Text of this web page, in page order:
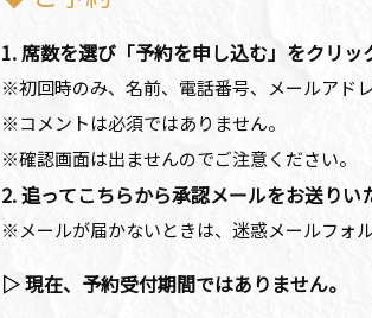
1. 席数を選び「予約を申し込む」をクリッ
※初回時のみ、名前、電話番号、メールアド
※コメントは必須ではありません。
※確認画面は出ませんのでご注意ください。
2. 追ってこちらから承認メールをお送りい
※メールが届かないときは、迷惑メールフォ
▷ 現在、予約受付期間ではありません。